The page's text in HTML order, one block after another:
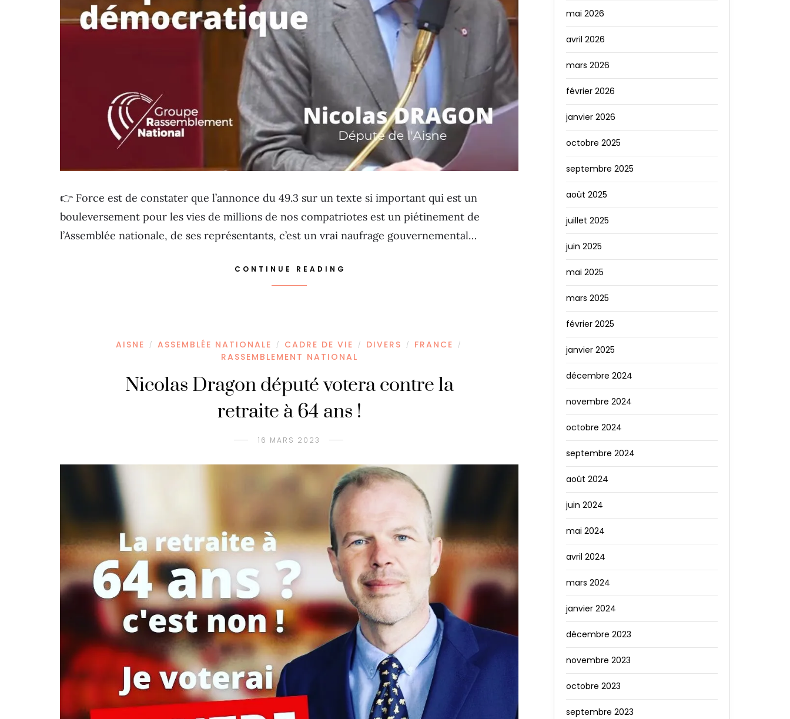
👉 Force est de constater que l’annonce du 49.3 sur un texte si important qui est un
bouleversement pour les vies de millions de nos compatriotes est un piétinement de
l’Assemblée nationale, de ses représentants, c’est un vrai naufrage gouvernemental…
CONTINUE READING
AISNE / ASSEMBLÉE NATIONALE / CADRE DE VIE / DIVERS / FRANCE /
RASSEMBLEMENT NATIONAL
Nicolas Dragon député votera contre la
retraite à 64 ans !
16 MARS 2023
mai 2026
avril 2026
mars 2026
février 2026
janvier 2026
octobre 2025
septembre 2025
août 2025
juillet 2025
juin 2025
mai 2025
mars 2025
février 2025
janvier 2025
décembre 2024
novembre 2024
octobre 2024
septembre 2024
août 2024
juin 2024
mai 2024
avril 2024
mars 2024
janvier 2024
décembre 2023
novembre 2023
octobre 2023
septembre 2023